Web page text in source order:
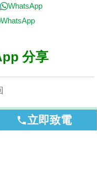
WhatsApp
WhatsApp
分享
立即致電
因錯漏而引致任何不便或損
負責。